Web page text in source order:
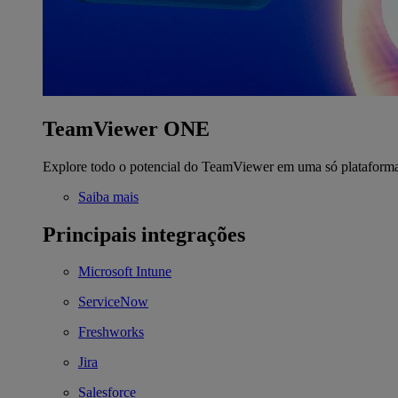
TeamViewer ONE
Explore todo o potencial do TeamViewer em uma só
Saiba mais
Principais integrações
Microsoft Intune
ServiceNow
Freshworks
Jira
Salesforce